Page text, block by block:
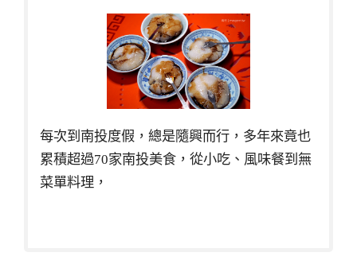
每次到南投度假，總是隨興而行，多年來竟也
累積超過70家南投美食，從小吃、風味餐到無
菜單料理，